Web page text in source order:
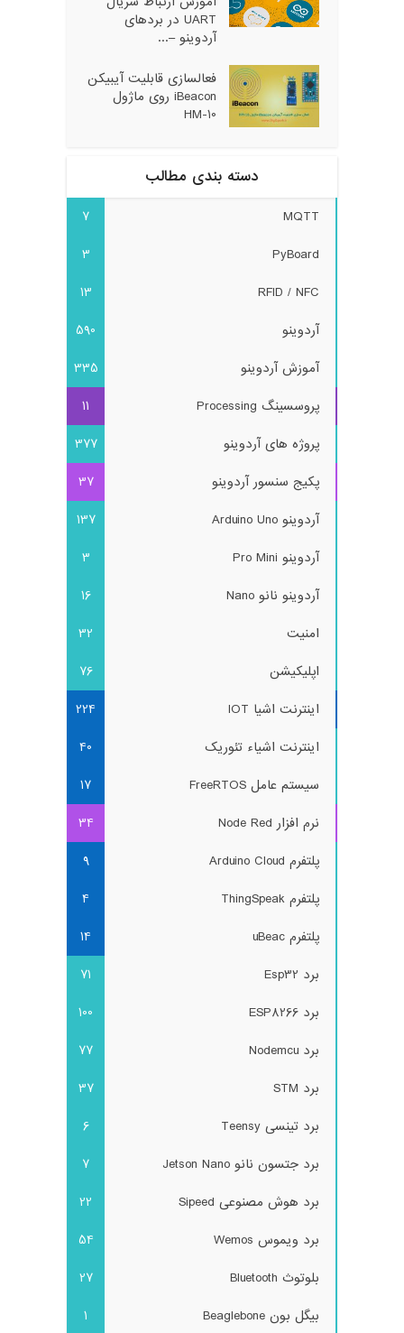
UART در بردهای
آردوینو –...
فعالسازی قابلیت آیبیکن
iBeacon روی ماژول
HM-10
دسته بندی مطالب
MQTT
7
PyBoard
3
RFID / NFC
13
آردوینو
590
آموزش آردوینو
335
پروسسینگ Processing
11
پروژه های آردوینو
377
پکیج سنسور آردوینو
37
آردوینو Arduino Uno
137
آردوینو Pro Mini
3
آردوینو نانو Nano
16
امنیت
32
اپلیکیشن
76
اینترنت اشیا IOT
224
اینترنت اشیاء تئوریک
40
سیستم عامل FreeRTOS
17
نرم افزار Node Red
34
پلتفرم Arduino Cloud
9
پلتفرم ThingSpeak
4
پلتفرم uBeac
14
برد Esp32
71
برد ESP8266
100
برد Nodemcu
77
برد STM
37
برد تینسی Teensy
6
برد جتسون نانو Jetson Nano
7
برد هوش مصنوعی Sipeed
22
برد ویموس Wemos
54
بلوتوث Bluetooth
27
بیگل بون Beaglebone
1